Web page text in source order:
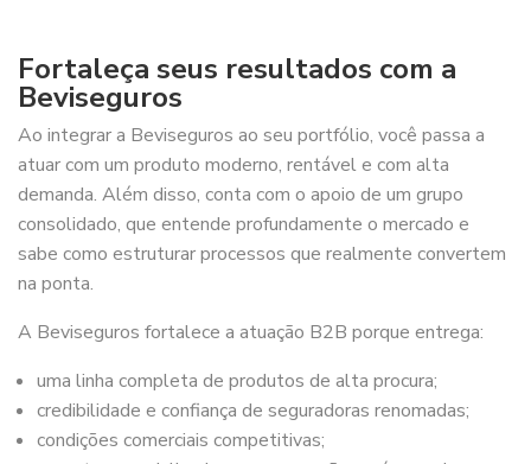
Fortaleça seus resultados com a
Beviseguros
Ao integrar a Beviseguros ao seu portfólio, você passa a
atuar com um produto moderno, rentável e com alta
demanda. Além disso, conta com o apoio de um grupo
consolidado, que entende profundamente o mercado e
sabe como estruturar processos que realmente convertem
na ponta.
A Beviseguros fortalece a atuação B2B porque entrega:
uma linha completa de produtos de alta procura;
credibilidade e confiança de seguradoras renomadas;
condições comerciais competitivas;